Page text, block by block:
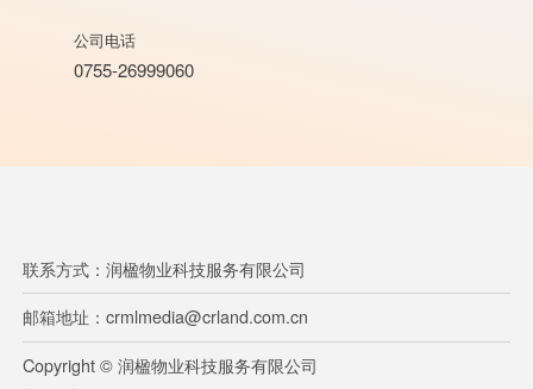
公司电话
0755-26999060
联系方式：润楹物业科技服务有限公司
邮箱地址：crmlmedia@crland.com.cn
Copyright © 润楹物业科技服务有限公司